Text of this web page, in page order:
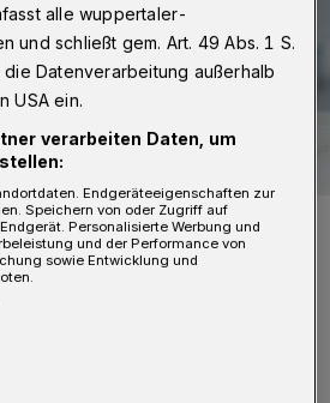
Helge Lindh (SPD).
alle wuppertaler-
und schließt gem. Art. 49 Abs. 1 S.
die Datenverarbeitung außerhalb
USA ein.
verarbeiten Daten, um
Endgeräteeigenschaften zur
Speichern von oder Zugriff auf
Personalisierte Werbung und
und der Performance von
sowie Entwicklung und